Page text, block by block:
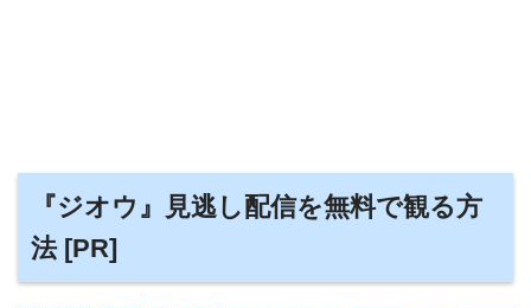
『ジオウ』見逃し配信を無料で観る方
法 [PR]